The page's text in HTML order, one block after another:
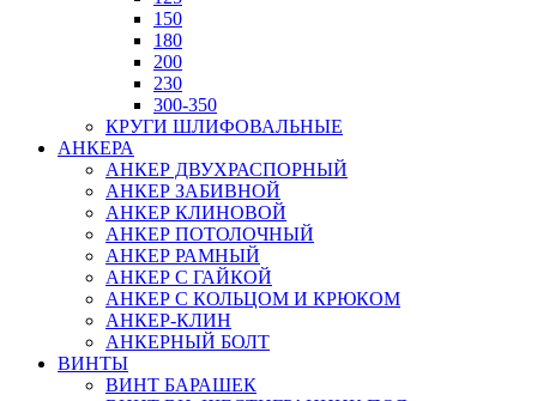
150
180
200
230
300-350
КРУГИ ШЛИФОВАЛЬНЫЕ
АНКЕРА
АНКЕР ДВУХРАСПОРНЫЙ
АНКЕР ЗАБИВНОЙ
АНКЕР КЛИНОВОЙ
АНКЕР ПОТОЛОЧНЫЙ
АНКЕР РАМНЫЙ
АНКЕР С ГАЙКОЙ
АНКЕР С КОЛЬЦОМ И КРЮКОМ
АНКЕР-КЛИН
АНКЕРНЫЙ БОЛТ
ВИНТЫ
ВИНТ БАРАШЕК